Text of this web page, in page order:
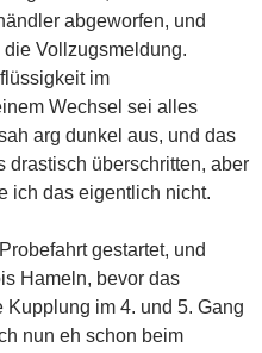
abgeworfen, und
Vollzugsmeldung.
im
Wechsel sei alles
arg dunkel aus, und das
überschritten, aber
ich das eigentlich nicht.
gestartet, und
Hameln, bevor das
im 4. und 5. Gang
nun eh schon beim